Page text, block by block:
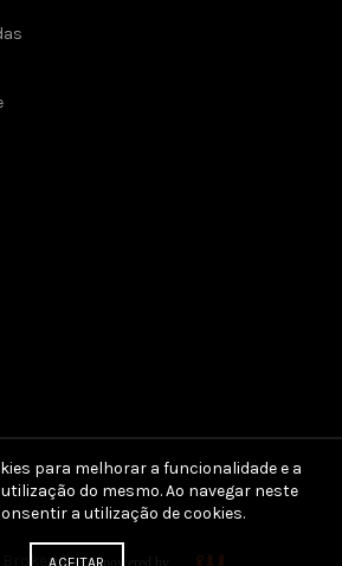
Broken Eye -
para melhorar a funcionalidade e a
do mesmo. Ao navegar neste
a utilização de cookies.
ACEITAR